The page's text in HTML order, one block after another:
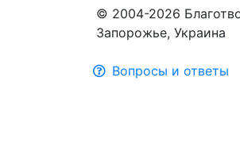
© 2004-2026
Запорожье, Украина
Вопросы и ответы